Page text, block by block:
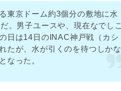
東京ドーム約3個分の敷地に水
。男子ユースや、現在なでしこ
日は14日のINAC神戸戦（カシ
たが、水が引くのを待つしかな
なった。